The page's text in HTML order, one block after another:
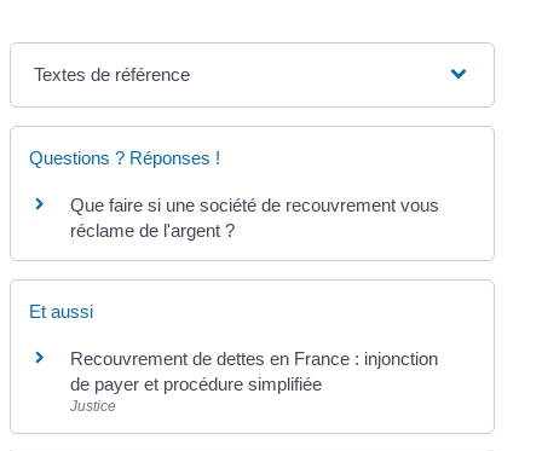
Textes de référence
Questions ? Réponses !
Que faire si une société de recouvrement vous
réclame de l'argent ?
Et aussi
Recouvrement de dettes en France : injonction
de payer et procédure simplifiée
Justice